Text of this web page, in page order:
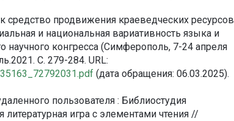
средство продвижения краеведческих ресурсов
и национальная вариативность языка и
конгресса (Симферополь, 7-24 апреля
С. 279-284. URL:
(дата обращения: 06.03.2025).
пользователя : Библиостудия
игра с элементами чтения //